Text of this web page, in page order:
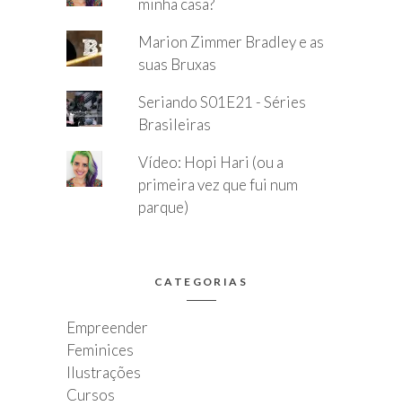
minha casa?
Marion Zimmer Bradley e as
suas Bruxas
Seriando S01E21 - Séries
Brasileiras
Vídeo: Hopi Hari (ou a
primeira vez que fui num
parque)
CATEGORIAS
Empreender
Feminices
Ilustrações
Cursos